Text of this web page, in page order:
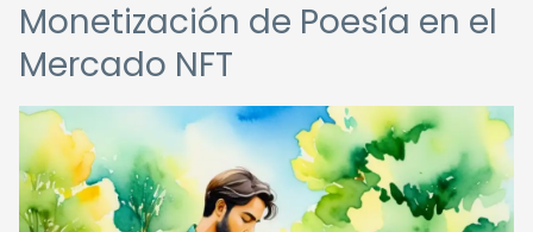
Monetización de Poesía en el
Mercado NFT